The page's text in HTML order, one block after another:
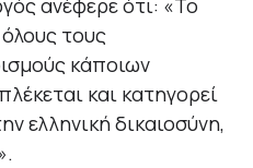
ανέφερε ότι: «Το
όλους τους
κάποιων
και κατηγορεί
ελληνική δικαιοσύνη,